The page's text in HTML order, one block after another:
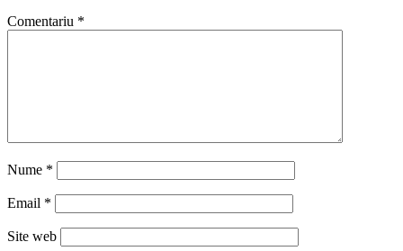
Comentariu *
Nume *
Email *
Site web